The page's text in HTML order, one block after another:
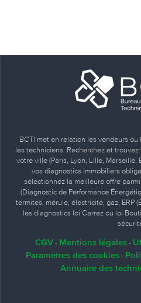
BCTI met en relation les vendeurs
les techniciens. Recherchez et
votre ville (Paris, Lyon, Lille,
vos diagnostics immobiliers
sélectionnez la meilleure offre
(Diagnostic de Performance
termites, mérule, électricité, gaz, ERP
les diagnostics loi Carrez ou loi
CGV - Mentions légales -
Paramètres des cookies -
Annuaire des